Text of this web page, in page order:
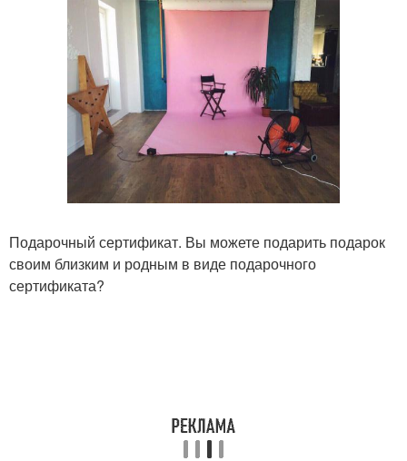
Подарочный сертификат. Вы можете подарить подарок
своим близким и родным в виде подарочного
сертификата?